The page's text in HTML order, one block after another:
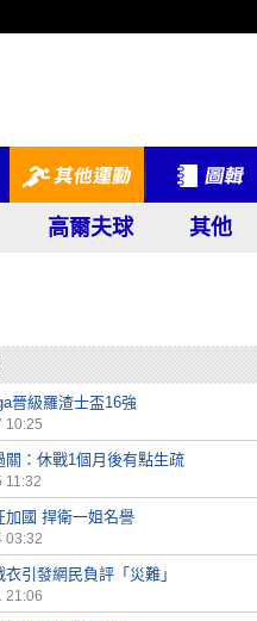
高爾夫球 其他
晉級羅渣士盃16強
10:25
關：休戰1個月後有點生疏
11:32
加國 捍衛一姐名譽
03:32
引發網民負評「災難」
21:06